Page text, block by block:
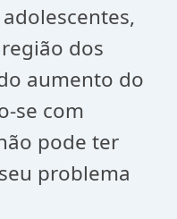
dos
aumento do
se com
pode ter
problema